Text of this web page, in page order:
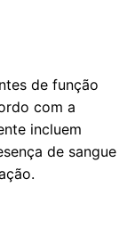
de função
com a
incluem
de sangue